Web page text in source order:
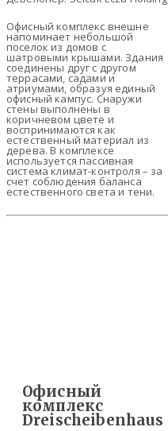
Офисный комплекс внешне
напоминает небольшой
поселок из домов с
шатровыми крышами. Здания
соединены друг с другом
террасами, садами и
атриумами, образуя единый
офисный кампус. Снаружи
стены выполнены в
коричневом цвете и
воспринимаются как
естественный материал из
дерева. В комплексе
используется пассивная
система климат-контроля – за
счет соблюдения баланса
естественного света и тени.
Офисный
комплекс
Dreischeibenhaus